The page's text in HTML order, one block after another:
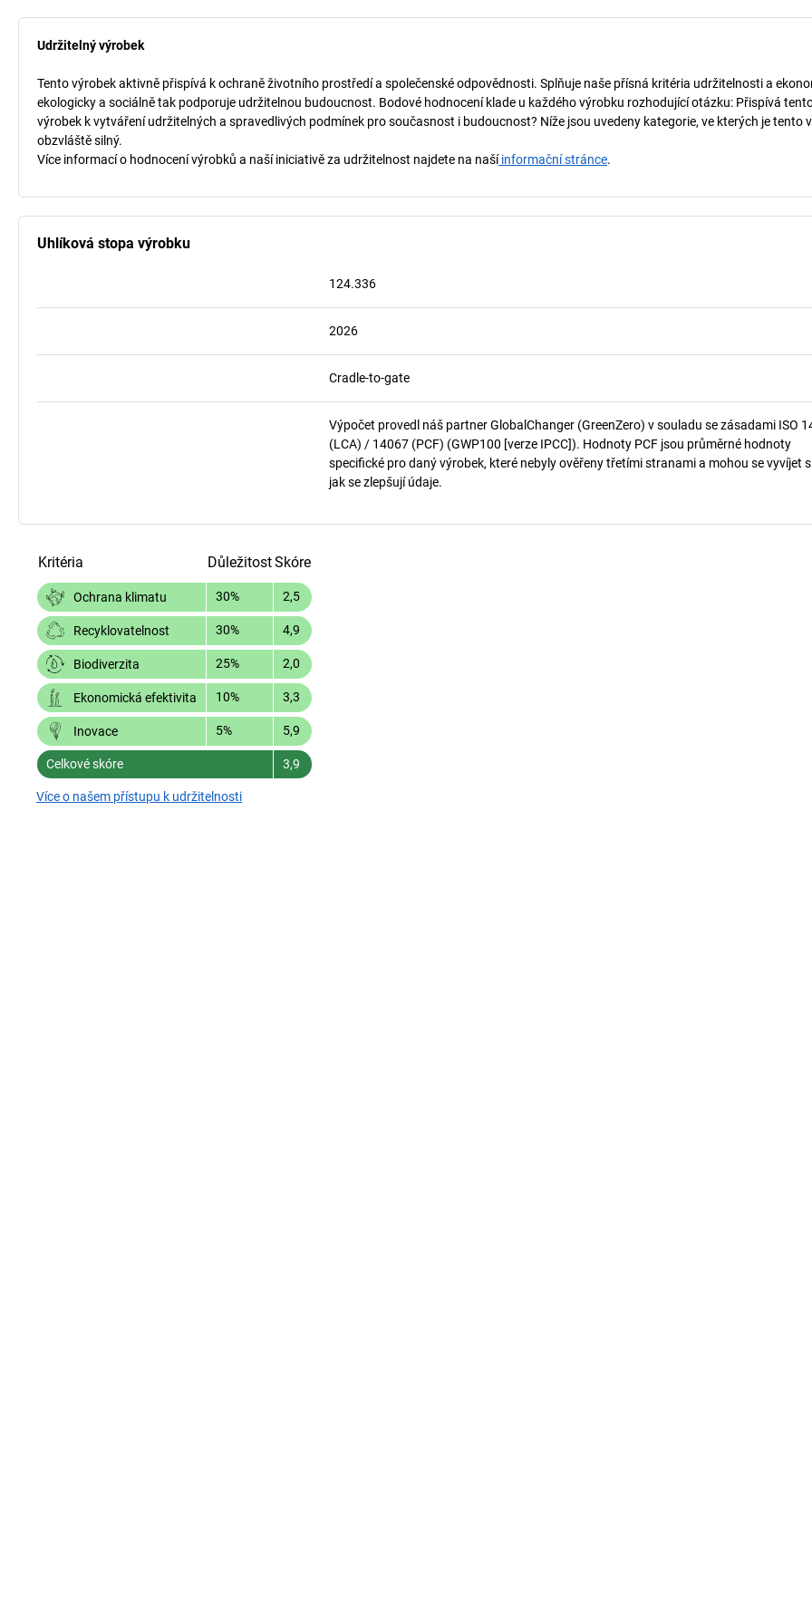
Udržitelný výrobek
Tento výrobek aktivně přispívá k ochraně životního prostředí a společenské odpovědnosti. Splňuje naše přísná kritéria udržitelnosti a
ekologicky a sociálně tak podporuje udržitelnou budoucnost. Bodové hodnocení klade u každého výrobku rozhodující otázku: Přispívá
výrobek k vytváření udržitelných a spravedlivých podmínek pro současnost i budoucnost? Níže jsou uvedeny kategorie, ve kterých je tento
obzvláště silný.
Více informací o hodnocení výrobků a naší iniciativě za udržitelnost najdete na našíinformační stránce.
Uhlíková stopa výrobku
124.336
2026
Cradle-to-gate
Výpočet provedl náš partner GlobalChanger (GreenZero) v souladu se zásadami ISO
(LCA) / 14067 (PCF) (GWP100 [verze IPCC]). Hodnoty PCF jsou průměrné hodnoty
specifické pro daný výrobek, které nebyly ověřeny třetími stranami a mohou se vyvíjet
jak se zlepšují údaje.
Kritéria DůležitostSkóre
Ochrana klimatu 30% 2,5
Recyklovatelnost 30% 4,9
Biodiverzita 25% 2,0
Ekonomická efektivita 10% 3,3
Inovace 5% 5,9
Celkové skóre 3,9
Více o našem přístupu k udržitelnosti